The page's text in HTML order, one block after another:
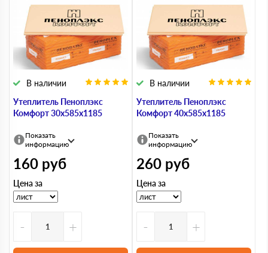
Утеплитель Пеноплэкс
Комфорт 30х585х1185
В наличии
Показать
информацию
160 руб
Цена за
- +
Утеплитель Пеноплэкс
Комфорт 40х585х1185
В наличии
Показать
информацию
260 руб
Цена за
- +